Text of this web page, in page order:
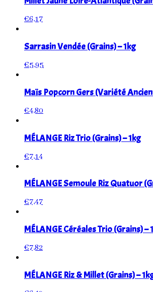
€6,17
Sarrasin Vendée (Grains) – 1kg
€5,95
Maïs Popcorn Gers (Variété
€4,80
MÉLANGE Riz Trio (Grains) – 1kg
€7,14
MÉLANGE Semoule Riz Quatuor
€7,47
MÉLANGE Céréales Trio (Grains) –
€7,82
MÉLANGE Riz & Millet (Grains) –